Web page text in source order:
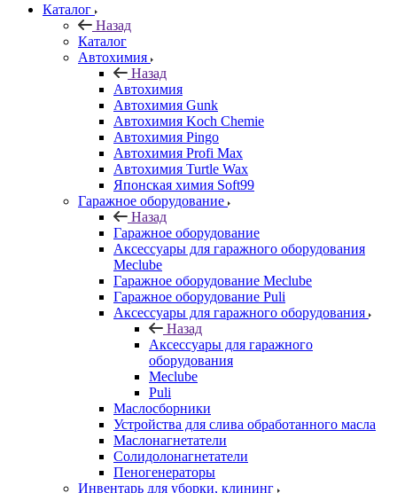
Каталог
Назад
Каталог
Автохимия
Назад
Автохимия
Автохимия Gunk
Автохимия Koch Chemie
Автохимия Pingo
Автохимия Profi Max
Автохимия Turtle Wax
Японская химия Soft99
Гаражное оборудование
Назад
Гаражное оборудование
Аксессуары для гаражного оборудования
Meclube
Гаражное оборудование Meclube
Гаражное оборудование Puli
Аксессуары для гаражного оборудования
Назад
Аксессуары для гаражного
оборудования
Meclube
Puli
Маслосборники
Устройства для слива обработанного масла
Маслонагнетатели
Солидолонагнетатели
Пеногенераторы
Инвентарь для уборки, клининг